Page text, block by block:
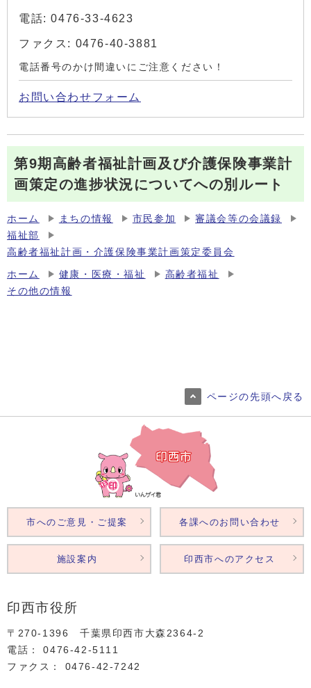
電話: 0476-33-4623
ファクス: 0476-40-3881
電話番号のかけ間違いにご注意ください！
お問い合わせフォーム
第9期高齢者福祉計画及び介護保険事業計
画策定の進捗状況についてへの別ルート
ホーム まちの情報 市民参加
審議会等の会議録
福祉部
高齢者福祉計画・介護保険事業計画策定委員会
ホーム 健康・医療・福祉
高齢者福祉
その他の情報
ページの先頭へ戻る
印西市役所
〒270-1396 千葉県印西市大森2364‐2
電話： 0476‐42‐5111
ファクス： 0476‐42‐7242
市へのご意見・ご提案 各課へのお問い合わせ
施設案内 印西市へのアクセス